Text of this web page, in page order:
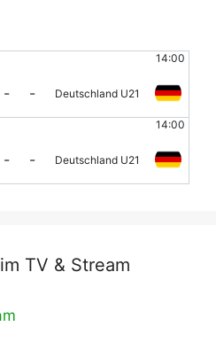
14:00
- - Deutschland U21
14:00
- - Deutschland U21
TV & Stream